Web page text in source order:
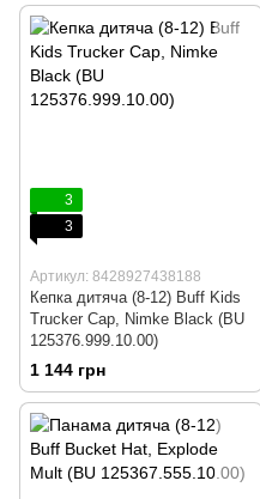
3
3
Артикул: 8428927438188
Кепка дитяча (8-12) Buff Kids
Trucker Cap, Nimke Black (BU
125376.999.10.00)
1 144 грн